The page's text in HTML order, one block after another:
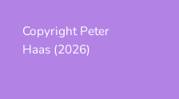
Copyright Peter
Haas (2026)